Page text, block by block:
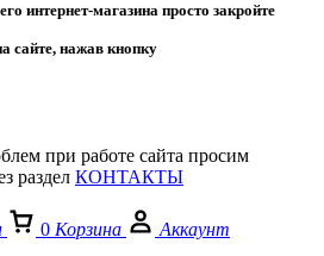
интернет-магазина просто закройте
сайте, нажав кнопку
при работе сайта просим
раздел КОНТАКТЫ
0 Корзина Аккаунт